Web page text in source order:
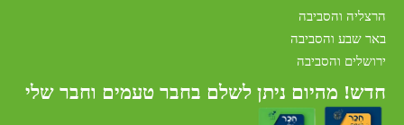
הרצליה והסביבה
באר שבע והסביבה
ירושלים והסביבה
חדש! מהיום ניתן לשלם בחבר טעמים וחבר שלי